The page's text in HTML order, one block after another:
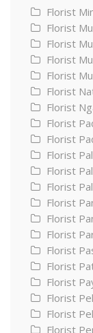
Florist
Florist
Florist
Florist
Florist
Florist
Florist
Florist
Florist
Florist
Florist
Florist
Florist
Florist
Florist
Florist
Florist
Florist
Florist
Florist
Florist